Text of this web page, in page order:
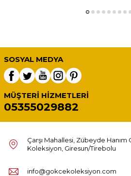
SOSYAL MEDYA
MÜŞTERI HIZMETLERI
05355029882
Çarşı Mahallesi, Zübeyde Hanım
Koleksiyon, Giresun/Tirebolu
info@gokcekoleksiyon.com